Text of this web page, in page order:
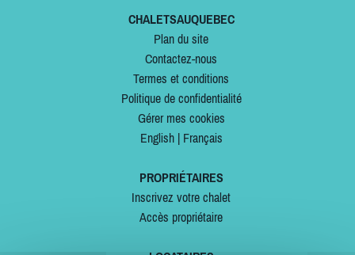
CHALETSAUQUEBEC
Plan du site
Contactez-nous
Termes et conditions
Politique de confidentialité
Gérer mes cookies
English| Français
PROPRIÉTAIRES
Inscrivez votre chalet
Accès propriétaire